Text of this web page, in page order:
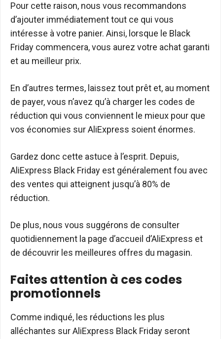
Pour cette raison, nous vous recommandons
d’ajouter immédiatement tout ce qui vous
intéresse à votre panier. Ainsi, lorsque le Black
Friday commencera, vous aurez votre achat garanti
et au meilleur prix.
En d’autres termes, laissez tout prêt et, au moment
de payer, vous n’avez qu’à charger les codes de
réduction qui vous conviennent le mieux pour que
vos économies sur AliExpress soient énormes.
Gardez donc cette astuce à l’esprit. Depuis,
AliExpress Black Friday est généralement fou avec
des ventes qui atteignent jusqu’à 80% de
réduction.
De plus, nous vous suggérons de consulter
quotidiennement la page d’accueil d’AliExpress et
de découvrir les meilleures offres du magasin.
Faites attention à ces codes
promotionnels
Comme indiqué, les réductions les plus
alléchantes sur AliExpress Black Friday seront